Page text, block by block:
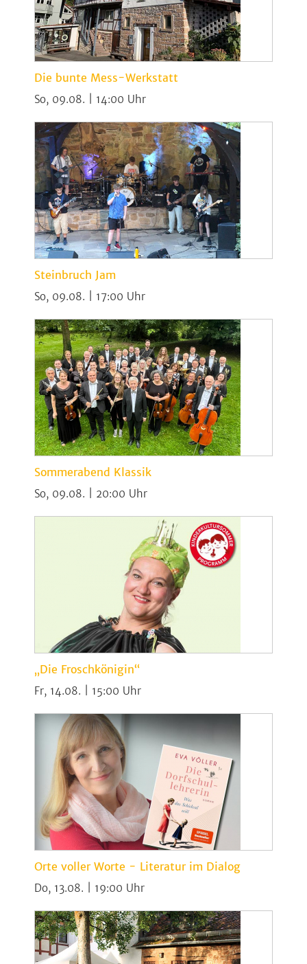
Die bunte Mess-Werkstatt
So, 09.08. | 14:00
Steinbruch Jam
So, 09.08. | 17:00
Sommerabend Klassik
So, 09.08. | 20:00
„Die Froschkönigin“
Fr, 14.08. | 15:00
Orte voller Worte - Literatur im Dialog
Do, 13.08. | 19:00